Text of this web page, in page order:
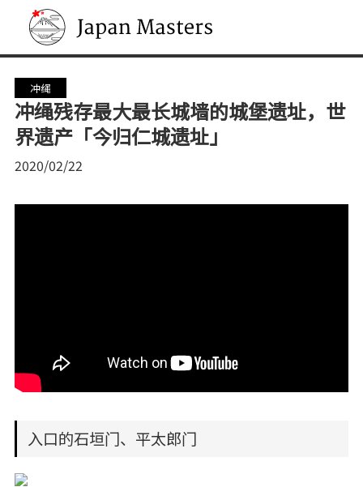
Japan Masters
冲绳
冲绳残存最大最长城墙的城堡遗址，世
界遗产「今归仁城遗址」
2020/02/22
入口的石垣门、平太郎门